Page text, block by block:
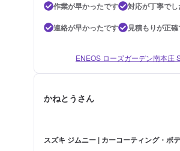
作業が早かったです
対応が丁寧でし
連絡が早かったです
見積もりが正
ENEOS ローズガーデン南本庄
かねとうさん
スズキ ジムニー | カーコーティング・ボ